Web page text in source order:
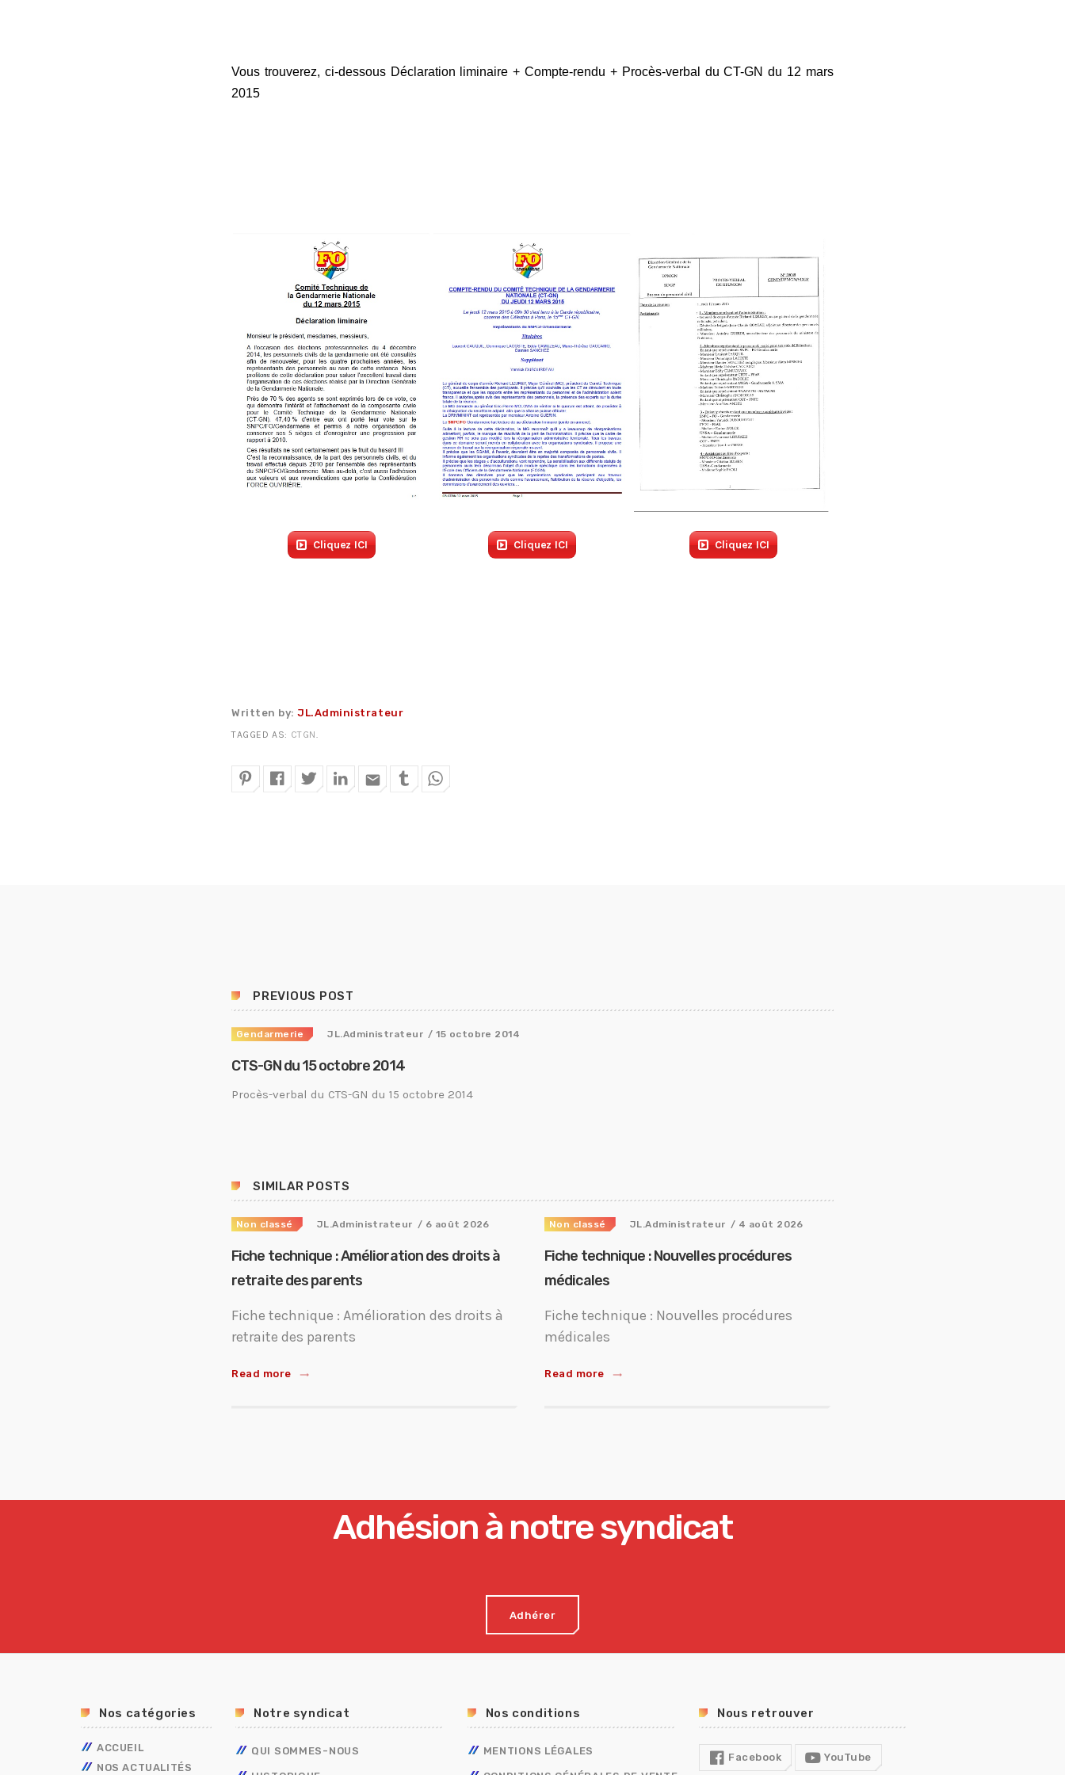
8 juillet 2026
Vous trouverez, ci-dessous Déclaration liminaire + Compte-rendu + Procès-verbal du CT-GN du 12 mars
2015
Cliquez ICI Cliquez ICI Cliquez ICI
Written by:JL.Administrateur
TAGGED AS: CTGN.
email
PREVIOUS POST
Gendarmerie JL.Administrateur / 15 octobre 2014
CTS-GN du 15 octobre 2014
Procès-verbal du CTS-GN du 15 octobre 2014
SIMILAR POSTS
Non classé JL.Administrateur / 6 août 2026
Fiche technique : Amélioration des droits à
retraite des parents
Fiche technique : Amélioration des droits à
retraite des parents
Read more trending_flat
Non classé JL.Administrateur / 4 août 2026
Fiche technique : Nouvelles procédures
médicales
Fiche technique : Nouvelles procédures
médicales
Read more trending_flat
Adhésion à notre syndicat
Adhérer
Nos catégories
ACCUEIL
NOS ACTUALITÉS
Notre syndicat
QUI SOMMES-NOUS
Nos conditions
MENTIONS LÉGALES
Nous retrouver
Facebook YouTube